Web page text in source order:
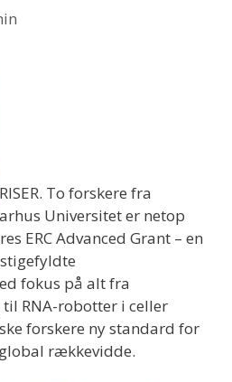
To forskere fra
Universitet er netop
ERC Advanced Grant – en
fokus på alt fra
RNA-robotter i celler
forskere ny standard for
rækkevidde.